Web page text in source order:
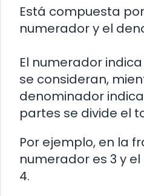
Está compuesta
numerador y el
El numerador
se consideran,
denominador
partes se divide el
Por ejemplo, en la
numerador es 3 y
4.